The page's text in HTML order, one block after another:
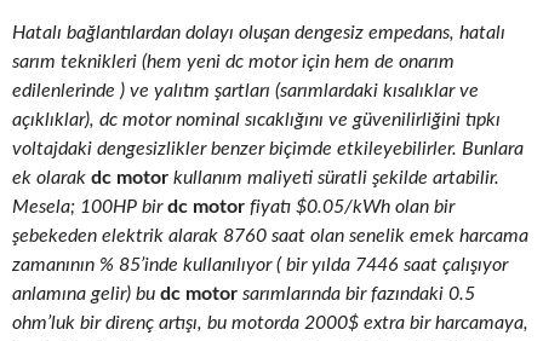
Hatalı bağlantılardan dolayı oluşan dengesiz empedans, hatalı
sarım teknikleri (hem yeni dc motor için hem de onarım
edilenlerinde ) ve yalıtım şartları (sarımlardaki kısalıklar ve
açıklıklar), dc motor nominal sıcaklığını ve güvenilirliğini tıpkı
voltajdaki dengesizlikler benzer biçimde etkileyebilirler. Bunlara
ek olarak dc motor kullanım maliyeti süratli şekilde artabilir.
Mesela; 100HP birdc motor fiyatı $0.05/kWh olan bir
şebekeden elektrik alarak 8760 saat olan senelik emek harcama
zamanının % 85’inde kullanılıyor ( bir yılda 7446 saat çalışıyor
anlamına gelir) bu dc motor sarımlarında bir fazındaki 0.5
ohm’luk bir direnç artışı, bu motorda 2000$ extra bir harcamaya,